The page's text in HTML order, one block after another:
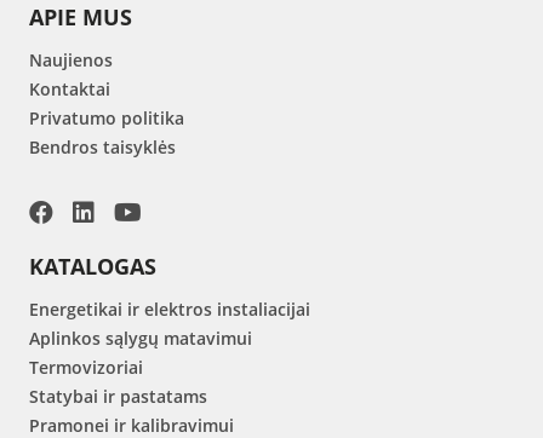
APIE MUS
Naujienos
Kontaktai
Privatumo politika
Bendros taisyklės
KATALOGAS
Energetikai ir elektros instaliacijai
Aplinkos sąlygų matavimui
Termovizoriai
Statybai ir pastatams
Pramonei ir kalibravimui